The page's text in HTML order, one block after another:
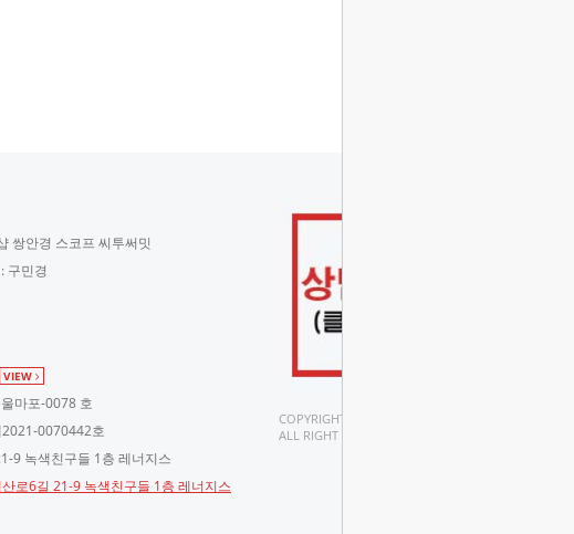
쌍안경 스코프 씨투써밋
구민경
VIEW
마포-0078 호
0070442호
9 녹색친구들 1층 레너지스
로6길 21-9 녹색친구들 1층 레너지스
COPYRIGHT(C).
ALL RIGHT RESERVED.